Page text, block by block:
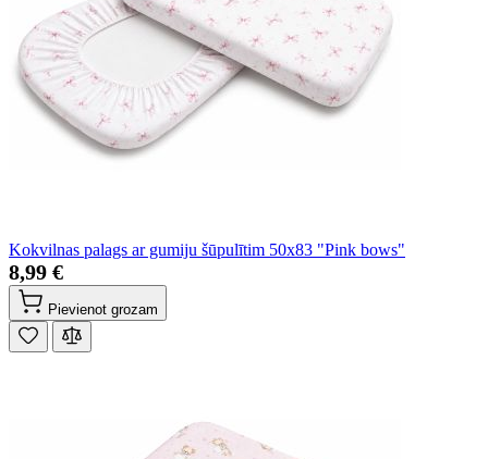
Kokvilnas palags ar gumiju šūpulītim 50x83 "Pink bows"
8,99 €
Pievienot grozam